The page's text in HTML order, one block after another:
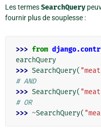
Les termesSearchQuery
fournir plus de souplesse :
>>> from
earchQuery
>>> SearchQuery(
# AND
>>> SearchQuery(
# OR
>>> ~SearchQuery(